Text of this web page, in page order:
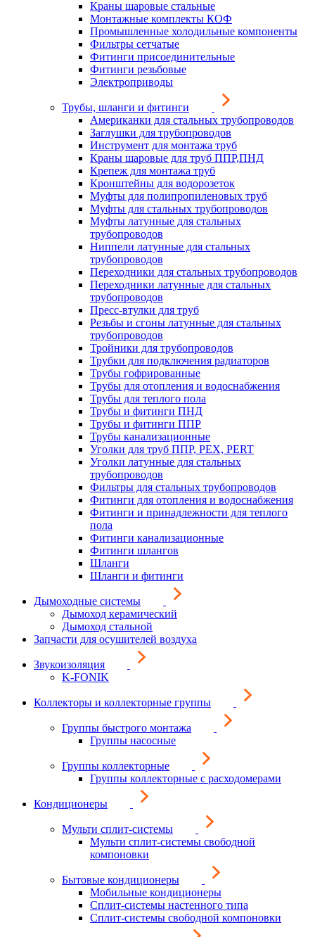
Краны шаровые стальные
Монтажные комплекты КОФ
Промышленные холодильные компоненты
Фильтры сетчатые
Фитинги присоединительные
Фитинги резьбовые
Электроприводы
Трубы, шланги и фитинги
Американки для стальных трубопроводов
Заглушки для трубопроводов
Инструмент для монтажа труб
Краны шаровые для труб ППР,ПНД
Крепеж для монтажа труб
Кронштейны для водорозеток
Муфты для полипропиленовых труб
Муфты для стальных трубопроводов
Муфты латунные для стальных
трубопроводов
Ниппели латунные для стальных
трубопроводов
Переходники для стальных трубопроводов
Переходники латунные для стальных
трубопроводов
Пресс-втулки для труб
Резьбы и сгоны латунные для стальных
трубопроводов
Тройники для трубопроводов
Трубки для подключения радиаторов
Трубы гофрированные
Трубы для отопления и водоснабжения
Трубы для теплого пола
Трубы и фитинги ПНД
Трубы и фитинги ППР
Трубы канализационные
Уголки для труб ППР, PEX, PERT
Уголки латунные для стальных
трубопроводов
Фильтры для стальных трубопроводов
Фитинги для отопления и водоснабжения
Фитинги и принадлежности для теплого
пола
Фитинги канализационные
Фитинги шлангов
Шланги
Шланги и фитинги
Дымоходные системы
Дымоход керамический
Дымоход стальной
Запчасти для осушителей воздуха
Звукоизоляция
K-FONIK
Коллекторы и коллекторные группы
Группы быстрого монтажа
Группы насосные
Группы коллекторные
Группы коллекторные с расходомерами
Кондиционеры
Мульти сплит-системы
Мульти сплит-системы свободной
компоновки
Бытовые кондиционеры
Мобильные кондиционеры
Сплит-системы настенного типа
Сплит-системы свободной компоновки